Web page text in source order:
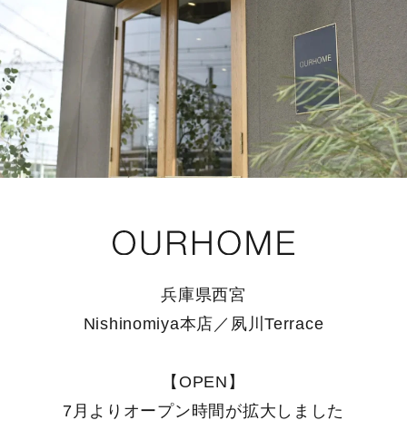
兵庫県西宮
Nishinomiya本店／夙川Terrace
【OPEN】
7月よりオープン時間が拡大しました